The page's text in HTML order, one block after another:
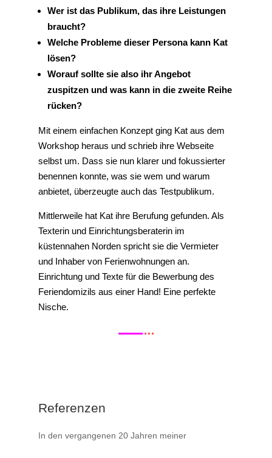
Wer ist das Publikum, das ihre Leistungen
braucht?
Welche Probleme dieser Persona kann Kat
lösen?
Worauf sollte sie also ihr Angebot
zuspitzen und was kann in die zweite Reihe
rücken?
Mit einem einfachen Konzept ging Kat aus dem
Workshop heraus und schrieb ihre Webseite
selbst um. Dass sie nun klarer und fokussierter
benennen konnte, was sie wem und warum
anbietet, überzeugte auch das Testpublikum.
Mittlerweile hat Kat ihre Berufung gefunden. Als
Texterin und Einrichtungsberaterin im
küstennahen Norden spricht sie die Vermieter
und Inhaber von Ferienwohnungen an.
Einrichtung und Texte für die Bewerbung des
Feriendomizils aus einer Hand! Eine perfekte
Nische.
Referenzen
In den vergangenen 20 Jahren meiner